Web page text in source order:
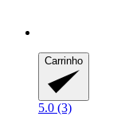
Carrinho
5.0 (3)